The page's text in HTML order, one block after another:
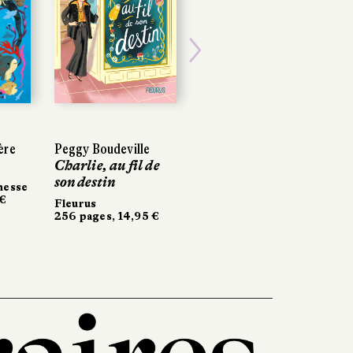
Peggy Boudeville
Charlie, au fil de
son destin
Fleurus
256 pages, 14,95 €